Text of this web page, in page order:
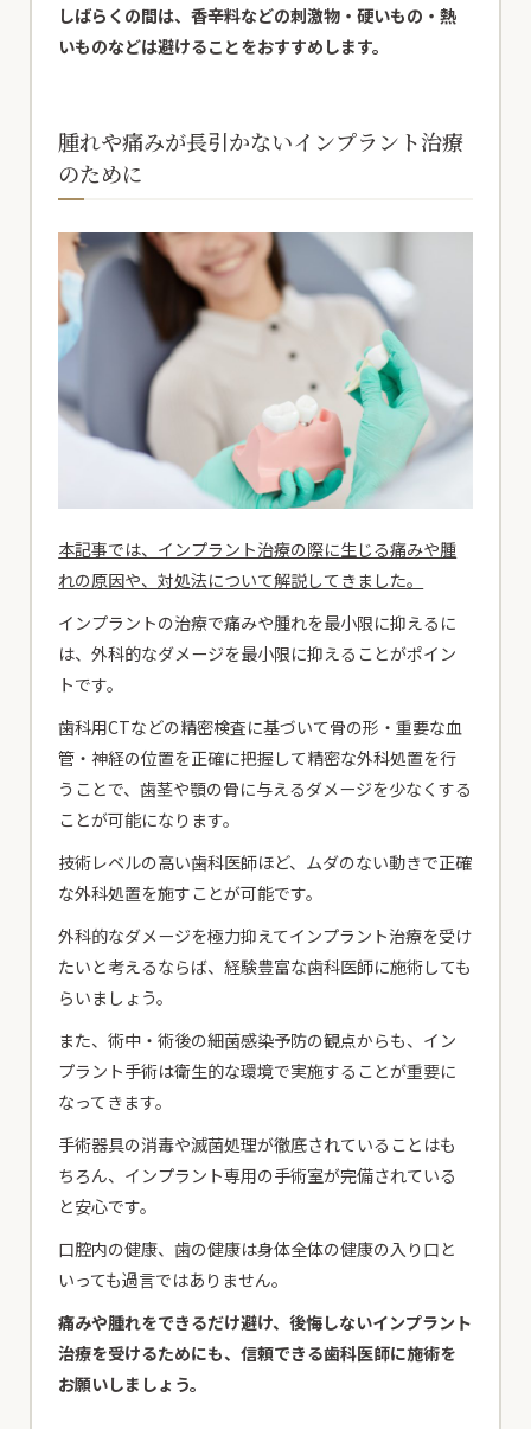
しばらくの間は、香辛料などの刺激物・硬いもの・熱
いものなどは避けることをおすすめします。
腫れや痛みが長引かないインプラント治療
のために
本記事では、インプラント治療の際に生じる痛みや腫
れの原因や、対処法について解説してきました。
インプラントの治療で痛みや腫れを最小限に抑えるに
は、外科的なダメージを最小限に抑えることがポイン
トです。
歯科用CTなどの精密検査に基づいて骨の形・重要な血
管・神経の位置を正確に把握して精密な外科処置を行
うことで、歯茎や顎の骨に与えるダメージを少なくする
ことが可能になります。
技術レベルの高い歯科医師ほど、ムダのない動きで正確
な外科処置を施すことが可能です。
外科的なダメージを極力抑えてインプラント治療を受け
たいと考えるならば、経験豊富な歯科医師に施術しても
らいましょう。
また、術中・術後の細菌感染予防の観点からも、イン
プラント手術は衛生的な環境で実施することが重要に
なってきます。
手術器具の消毒や滅菌処理が徹底されていることはも
ちろん、インプラント専用の手術室が完備されている
と安心です。
口腔内の健康、歯の健康は身体全体の健康の入り口と
いっても過言ではありません。
痛みや腫れをできるだけ避け、後悔しないインプラント
治療を受けるためにも、信頼できる歯科医師に施術を
お願いしましょう。